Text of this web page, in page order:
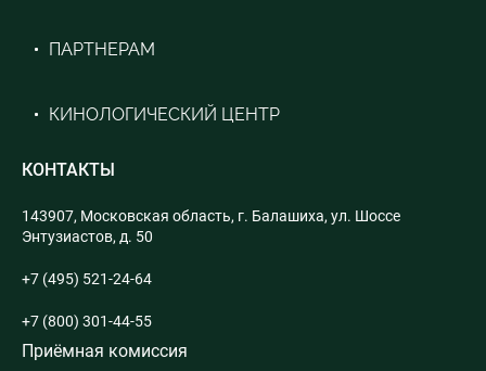
ПАРТНЕРАМ
КИНОЛОГИЧЕСКИЙ ЦЕНТР
КОНТАКТЫ
143907, Московская область, г. Балашиха, ул. Шоссе
Энтузиастов, д. 50
+7 (495) 521-24-64
+7 (800) 301-44-55
Приёмная комиссия